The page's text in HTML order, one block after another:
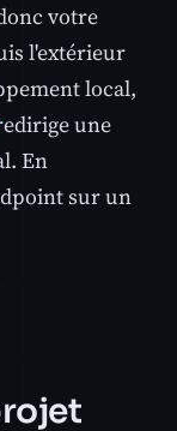
votre
l'extérieur
local,
une
En
sur un